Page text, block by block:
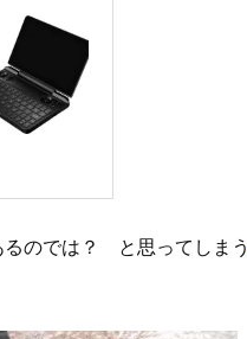
るのでは？ と思ってしまう